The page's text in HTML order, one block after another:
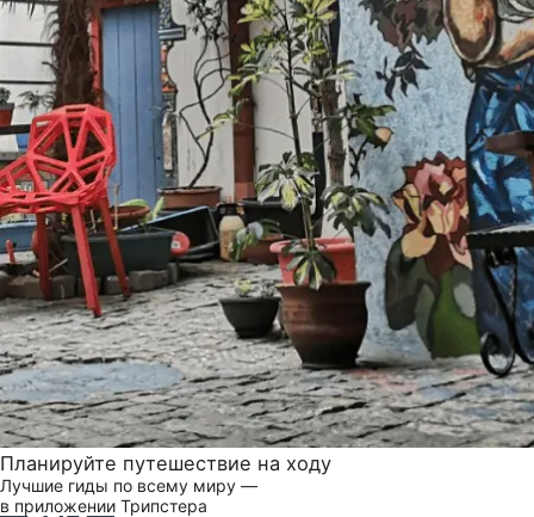
Планируйте путешествие на ходу
Лучшие гиды по всему миру —
в приложении Трипстера